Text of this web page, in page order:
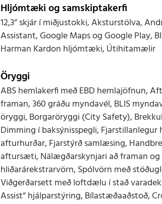
Hljómtæki og samskiptakerfi
12,3“ skjár í miðjustokki, Aksturstölva,
Assistant, Google Maps og Google Play,
Harman Kardon hljómtæki, Útihitamælir
Öryggi
ABS hemlakerfi með EBD hemlajöfnun,
framan, 360 gráðu myndavél, BLIS
öryggi, Borgaröryggi (City Safety),
Dimming í baksýnisspegli,
afturhurðar, Fjarstýrð samlæsing,
aftursæti, Nálægðarskynjari að framan og
hliðarárekstrarvörn, Spólvörn með
Viðgerðarsett með loftdælu í stað
Assist“ hjálparstýring, Bílastæðaaðstoð,